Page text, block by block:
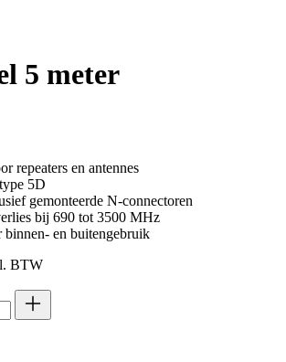
5 meter
repeaters en antennes
5D
gemonteerde N-connectoren
bij 690 tot 3500 MHz
binnen- en buitengebruik
BTW